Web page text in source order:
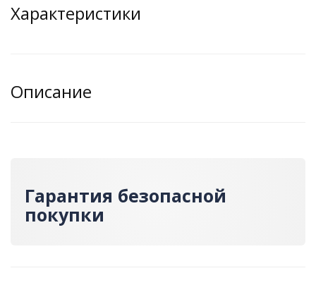
Характеристики
Описание
Гарантия безопасной
покупки